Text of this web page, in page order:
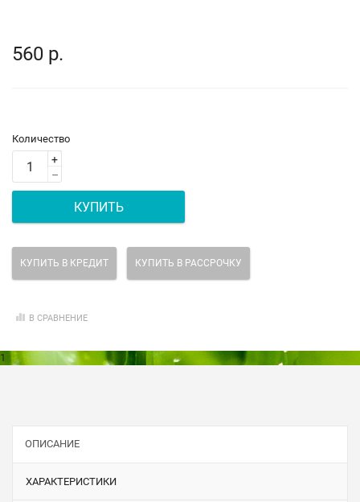
560 р.
Количество
+
–
КУПИТЬ
КУПИТЬ В КРЕДИТ КУПИТЬ В РАССРОЧКУ
В СРАВНЕНИЕ
1
ОПИСАНИЕ
ХАРАКТЕРИСТИКИ